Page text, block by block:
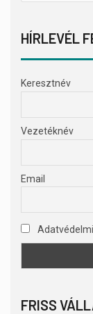
HÍRLEVÉL
Keresztnév
Vezetéknév
Email
FRISS